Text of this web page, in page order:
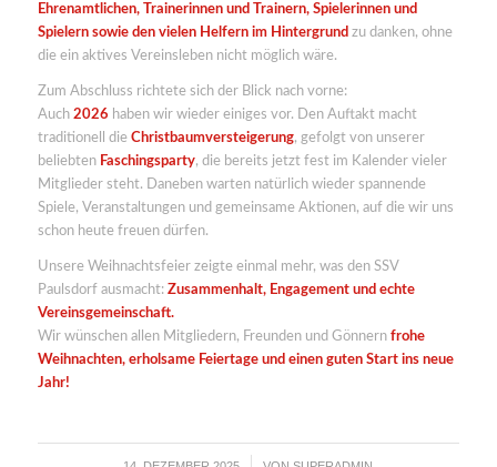
Ehrenamtlichen, Trainerinnen und Trainern, Spielerinnen und
Spielern sowie den vielen Helfern im Hintergrund zu danken, ohne
die ein aktives Vereinsleben nicht möglich wäre.
Zum Abschluss richtete sich der Blick nach vorne:
Auch 2026 haben wir wieder einiges vor. Den Auftakt macht
traditionell die Christbaumversteigerung, gefolgt von unserer
beliebten Faschingsparty, die bereits jetzt fest im Kalender vieler
Mitglieder steht. Daneben warten natürlich wieder spannende
Spiele, Veranstaltungen und gemeinsame Aktionen, auf die wir uns
schon heute freuen dürfen.
Unsere Weihnachtsfeier zeigte einmal mehr, was den SSV
Paulsdorf ausmacht: Zusammenhalt, Engagement und echte
Vereinsgemeinschaft.
Wir wünschen allen Mitgliedern, Freunden und Gönnern frohe
Weihnachten, erholsame Feiertage und einen guten Start ins neue
Jahr!